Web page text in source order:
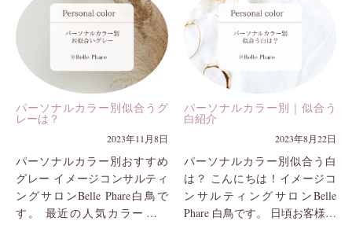
パーソナルカラー別似合うグ
レーは？
2023年11月8日
パーソナルカラー別おすすめ
グレー イメージコンサルティ
ングサロンBelle Phare白鳥で
す。 最近の人気カラーの一
パーソナルカラー別｜似合う
白紹介
2023年8月22日
パーソナルカラー別似合う白
は？ こんにちは！イメージコ
ンサルティングサロンBelle
Phare 白鳥です。 日頃お客様の